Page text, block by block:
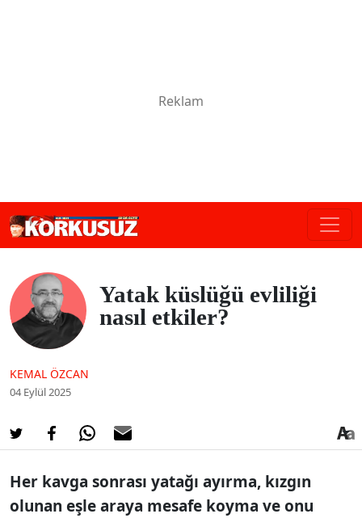
Yatak küslüğü evliliği
nasıl etkiler?
KEMAL ÖZCAN
04 Eylül 2025
Her kavga sonrası yatağı ayırma, kızgın
olunan eşle araya mesafe koyma ve onu